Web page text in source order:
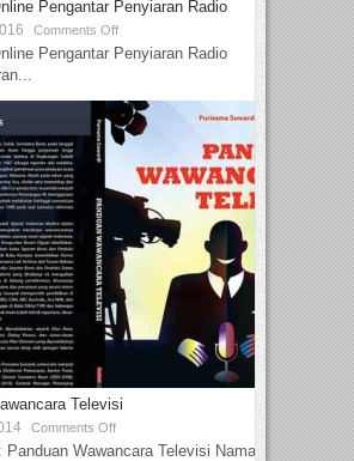
Pengantar Penyiaran Radio
Comments Off
Pengantar Penyiaran Radio
Televisi
Comments Off
Panduan Wawancara Televisi Nama